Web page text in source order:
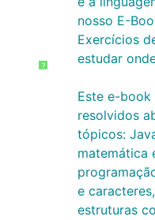
?
nosso E-
Exercícios
estudar
Este e-
resolvidos
tópicos:
matemática
e
estruturas